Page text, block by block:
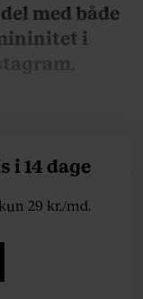
med både
i
i 14 dage
29 kr./md.